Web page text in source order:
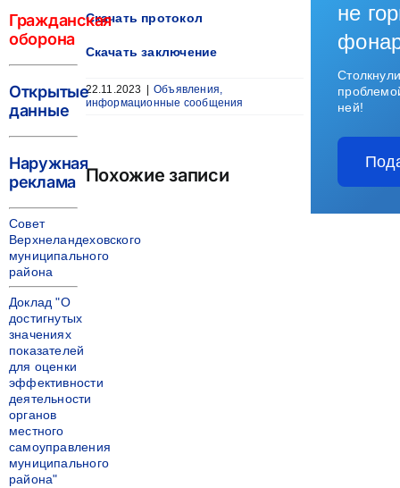
Скачать протокол
Скачать заключение
22.11.2023
Объявления,
информационные сообщения
Похожие записи
Гражданская
оборона
Открытые
данные
Наружная
реклама
Совет
Верхнеландеховского
муниципального
района
Доклад "О
достигнутых
значениях
показателей
для оценки
эффективности
деятельности
органов
местного
самоуправления
муниципального
района"
не
ней!